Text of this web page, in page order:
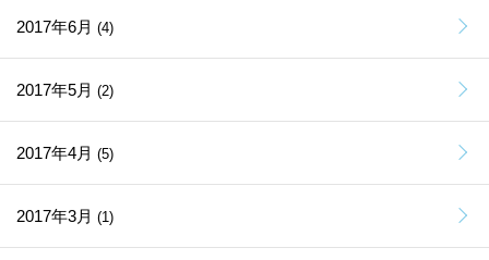
2017年6月 (4)
2017年5月 (2)
2017年4月 (5)
2017年3月 (1)